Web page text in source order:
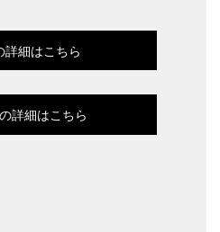
詳細はこちら
詳細はこちら